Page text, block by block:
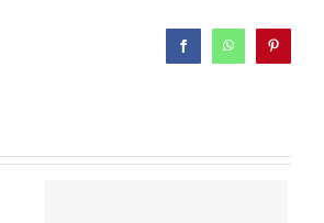
FacebookWhatsApp